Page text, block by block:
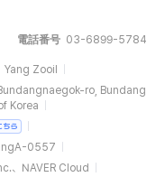
電話番号 03-6899-5784
Yang Zooil
ro, Bundang
Korea
ちら
0557
、NAVER Cloud